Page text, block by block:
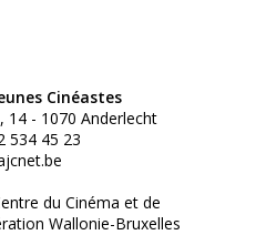
Cinéastes
14 - 1070 Anderlecht
534 45 23
du Cinéma et de
Wallonie-Bruxelles